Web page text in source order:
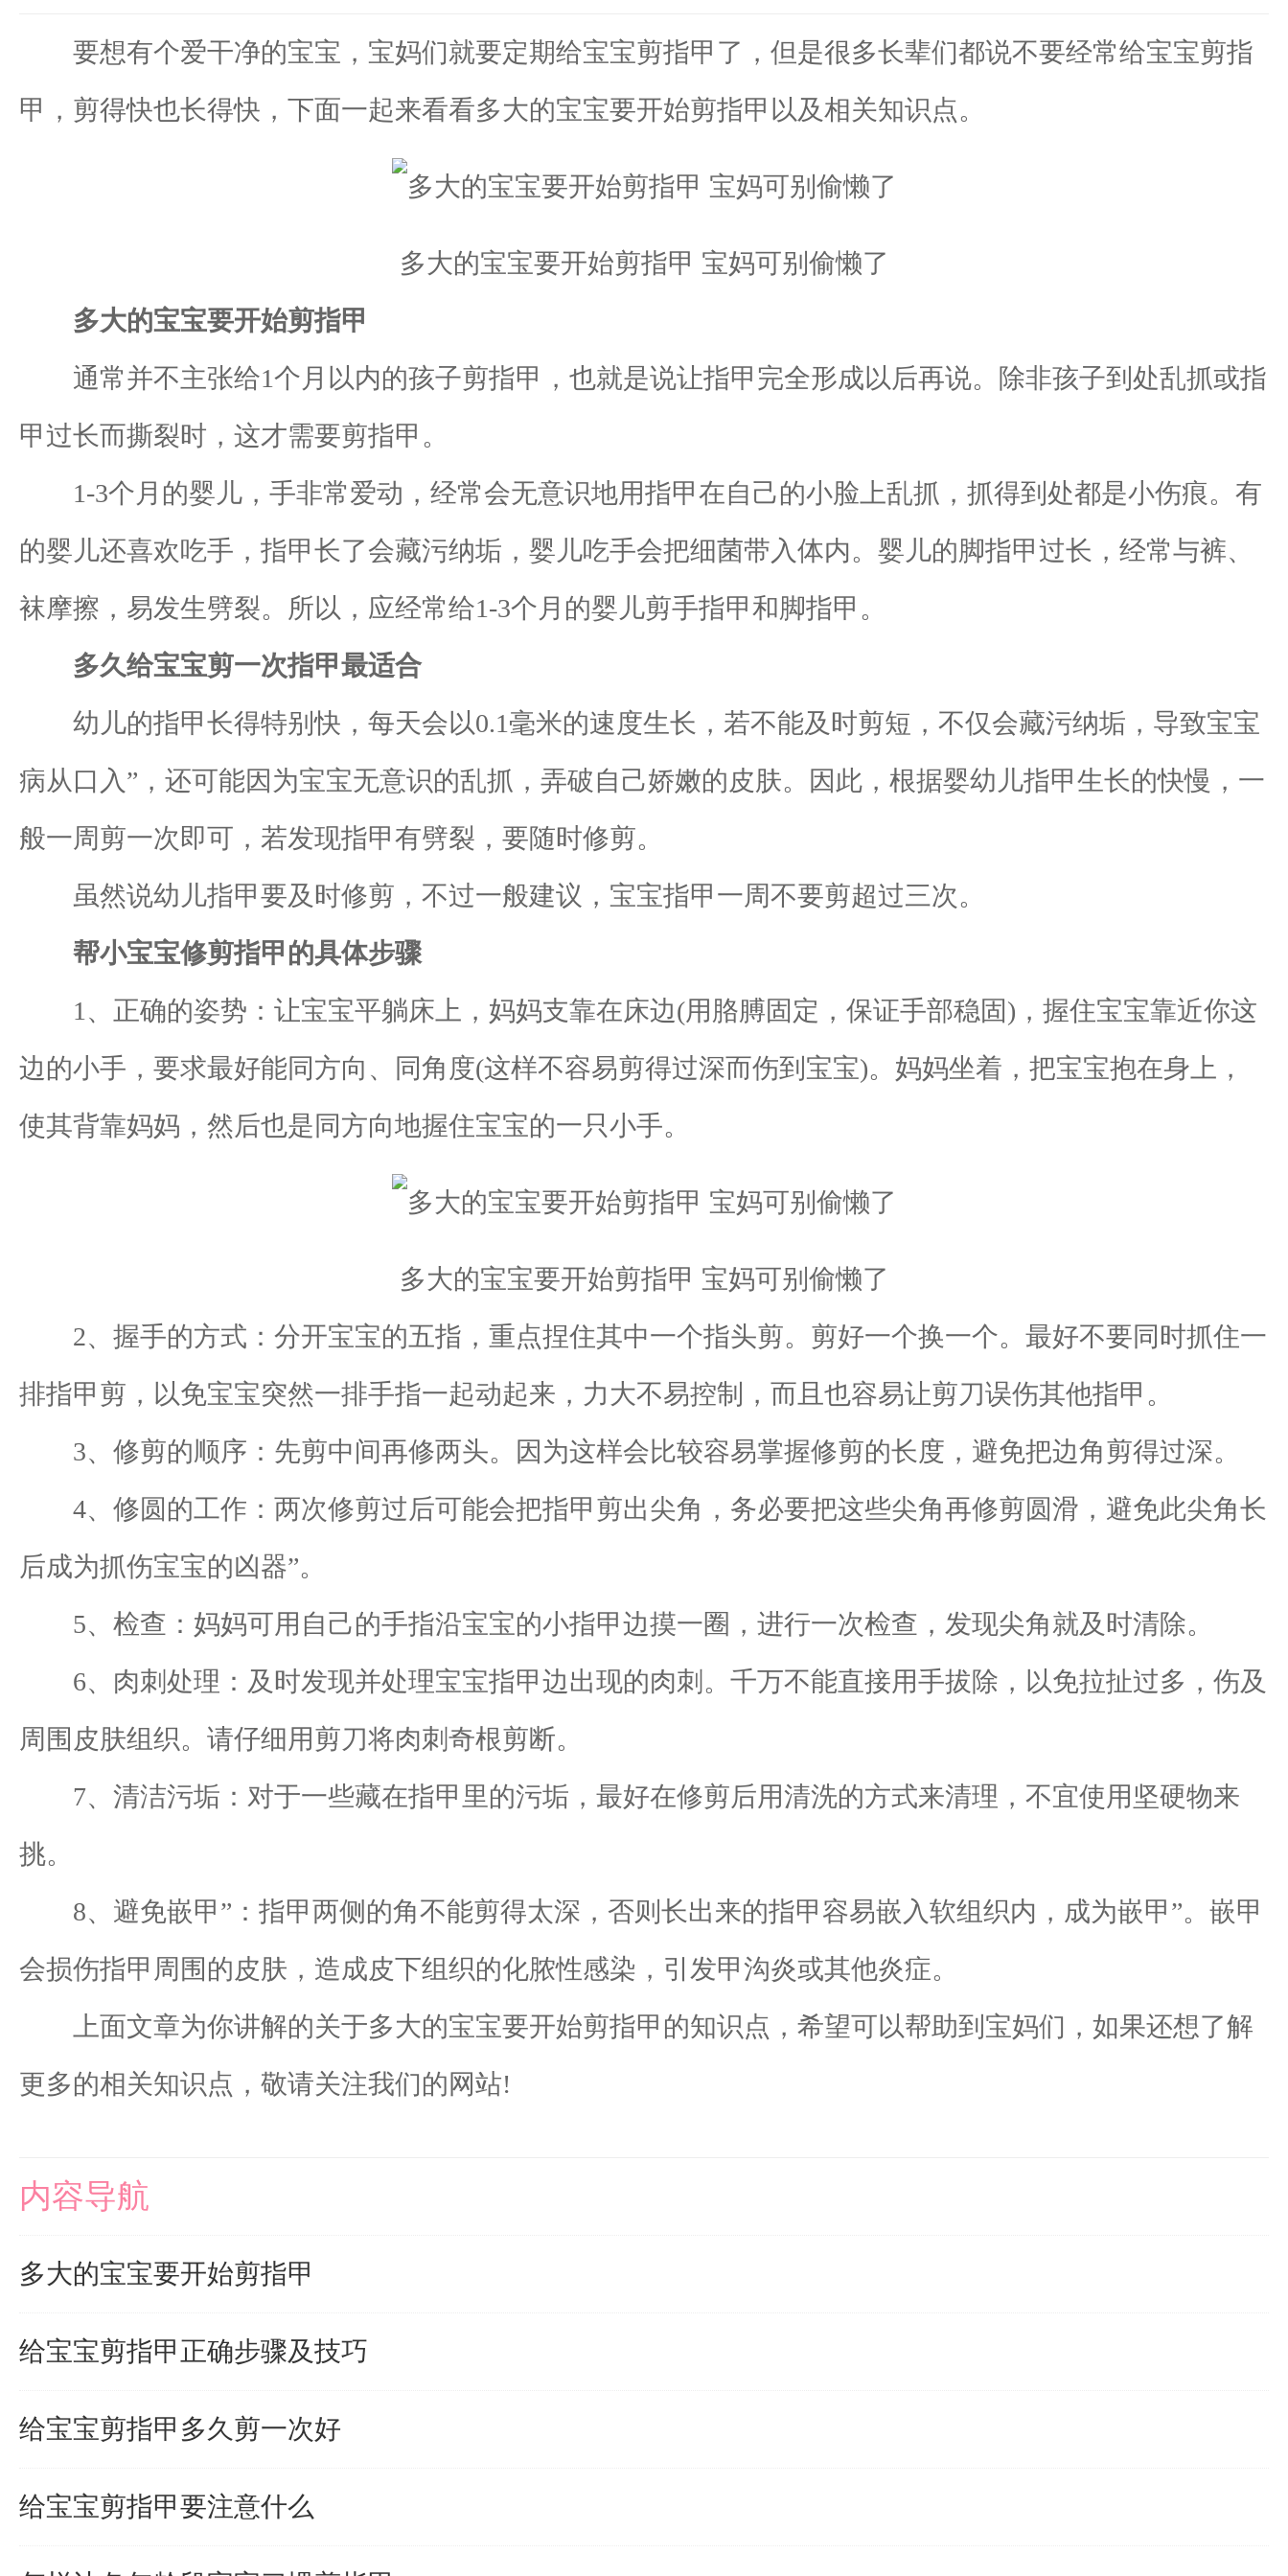
要想有个爱干净的宝宝，宝妈们就要定期给宝宝剪指甲了，但是很多长辈们都说不要经常给宝宝剪指
甲，剪得快也长得快，下面一起来看看多大的宝宝要开始剪指甲以及相关知识点。
多大的宝宝要开始剪指甲 宝妈可别偷懒了
多大的宝宝要开始剪指甲
通常并不主张给1个月以内的孩子剪指甲，也就是说让指甲完全形成以后再说。除非孩子到处乱抓或指
甲过长而撕裂时，这才需要剪指甲。
1-3个月的婴儿，手非常爱动，经常会无意识地用指甲在自己的小脸上乱抓，抓得到处都是小伤痕。有
的婴儿还喜欢吃手，指甲长了会藏污纳垢，婴儿吃手会把细菌带入体内。婴儿的脚指甲过长，经常与裤、
袜摩擦，易发生劈裂。所以，应经常给1-3个月的婴儿剪手指甲和脚指甲。
多久给宝宝剪一次指甲最适合
幼儿的指甲长得特别快，每天会以0.1毫米的速度生长，若不能及时剪短，不仅会藏污纳垢，导致宝宝
病从口入”，还可能因为宝宝无意识的乱抓，弄破自己娇嫩的皮肤。因此，根据婴幼儿指甲生长的快慢，一
般一周剪一次即可，若发现指甲有劈裂，要随时修剪。
虽然说幼儿指甲要及时修剪，不过一般建议，宝宝指甲一周不要剪超过三次。
帮小宝宝修剪指甲的具体步骤
1、正确的姿势：让宝宝平躺床上，妈妈支靠在床边(用胳膊固定，保证手部稳固)，握住宝宝靠近你这
边的小手，要求最好能同方向、同角度(这样不容易剪得过深而伤到宝宝)。妈妈坐着，把宝宝抱在身上，
使其背靠妈妈，然后也是同方向地握住宝宝的一只小手。
多大的宝宝要开始剪指甲 宝妈可别偷懒了
2、握手的方式：分开宝宝的五指，重点捏住其中一个指头剪。剪好一个换一个。最好不要同时抓住一
排指甲剪，以免宝宝突然一排手指一起动起来，力大不易控制，而且也容易让剪刀误伤其他指甲。
3、修剪的顺序：先剪中间再修两头。因为这样会比较容易掌握修剪的长度，避免把边角剪得过深。
4、修圆的工作：两次修剪过后可能会把指甲剪出尖角，务必要把这些尖角再修剪圆滑，避免此尖角长
后成为抓伤宝宝的凶器”。
5、检查：妈妈可用自己的手指沿宝宝的小指甲边摸一圈，进行一次检查，发现尖角就及时清除。
6、肉刺处理：及时发现并处理宝宝指甲边出现的肉刺。千万不能直接用手拔除，以免拉扯过多，伤及
周围皮肤组织。请仔细用剪刀将肉刺奇根剪断。
7、清洁污垢：对于一些藏在指甲里的污垢，最好在修剪后用清洗的方式来清理，不宜使用坚硬物来
挑。
8、避免嵌甲”：指甲两侧的角不能剪得太深，否则长出来的指甲容易嵌入软组织内，成为嵌甲”。嵌甲
会损伤指甲周围的皮肤，造成皮下组织的化脓性感染，引发甲沟炎或其他炎症。
上面文章为你讲解的关于多大的宝宝要开始剪指甲的知识点，希望可以帮助到宝妈们，如果还想了解
更多的相关知识点，敬请关注我们的网站!
内容导航
多大的宝宝要开始剪指甲
给宝宝剪指甲正确步骤及技巧
给宝宝剪指甲多久剪一次好
给宝宝剪指甲要注意什么